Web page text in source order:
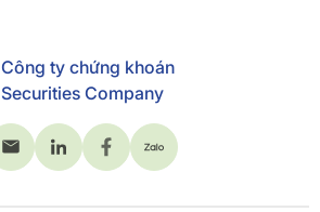
Công ty chứng khoán
Securities Company